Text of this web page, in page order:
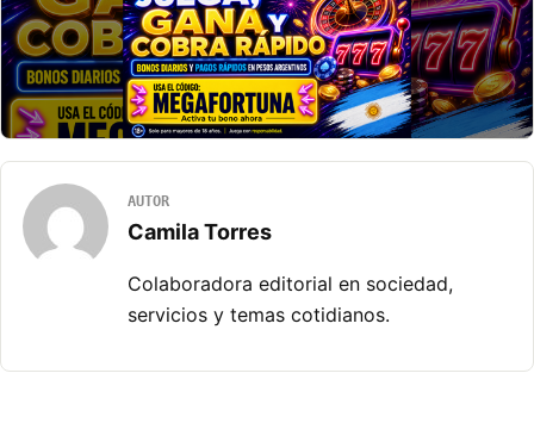
AUTOR
Camila Torres
Colaboradora editorial en sociedad,
servicios y temas cotidianos.